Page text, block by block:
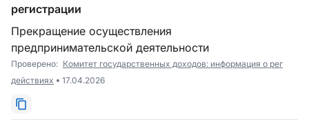
регистрации
Прекращение осуществления
предпринимательской деятельности
Проверено: Комитет государственных доходов: информация о рег
действиях
17.04.2026